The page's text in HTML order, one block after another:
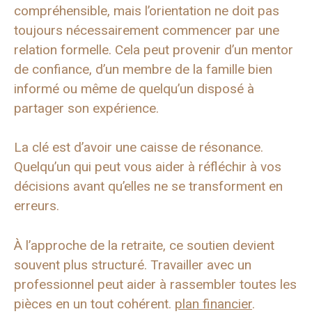
compréhensible, mais l’orientation ne doit pas
toujours nécessairement commencer par une
relation formelle. Cela peut provenir d’un mentor
de confiance, d’un membre de la famille bien
informé ou même de quelqu’un disposé à
partager son expérience.
La clé est d’avoir une caisse de résonance.
Quelqu’un qui peut vous aider à réfléchir à vos
décisions avant qu’elles ne se transforment en
erreurs.
À l’approche de la retraite, ce soutien devient
souvent plus structuré. Travailler avec un
professionnel peut aider à rassembler toutes les
pièces en un tout cohérent. plan financier.